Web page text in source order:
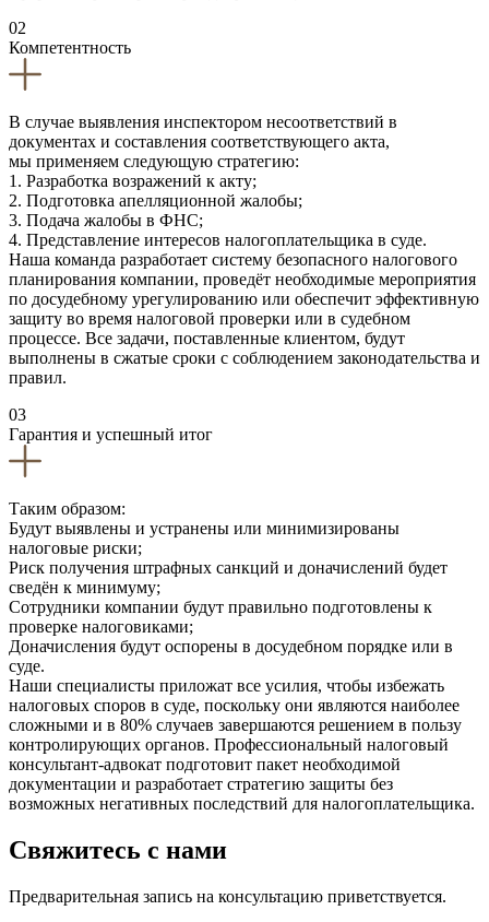
02
Компетентность
В случае выявления инспектором несоответствий в
документах и составления соответствующего акта,
мы применяем следующую стратегию:
1. Разработка возражений к акту;
2. Подготовка апелляционной жалобы;
3. Подача жалобы в ФНС;
4. Представление интересов налогоплательщика в суде.
Наша команда разработает систему безопасного налогового
планирования компании, проведёт необходимые мероприятия
по досудебному урегулированию или обеспечит эффективную
защиту во время налоговой проверки или в судебном
процессе. Все задачи, поставленные клиентом, будут
выполнены в сжатые сроки с соблюдением законодательства и
правил.
03
Гарантия и успешный итог
Таким образом:
Будут выявлены и устранены или минимизированы
налоговые риски;
Риск получения штрафных санкций и доначислений будет
сведён к минимуму;
Сотрудники компании будут правильно подготовлены к
проверке налоговиками;
Доначисления будут оспорены в досудебном порядке или в
суде.
Наши специалисты приложат все усилия, чтобы избежать
налоговых споров в суде, поскольку они являются наиболее
сложными и в 80% случаев завершаются решением в пользу
контролирующих органов. Профессиональный налоговый
консультант-адвокат подготовит пакет необходимой
документации и разработает стратегию защиты без
возможных негативных последствий для налогоплательщика.
Свяжитесь с нами
Предварительная запись на консультацию приветствуется.